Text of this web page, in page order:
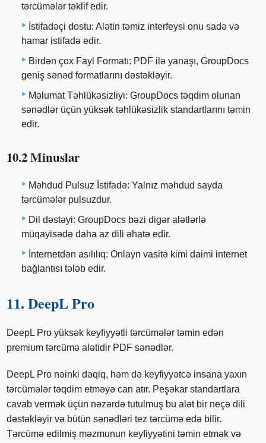
tərcümələr təklif edir.
İstifadəçi dostu: Alətin təmiz interfeysi onu sadə və
hamar istifadə edir.
Birdən çox Fayl Formatı: PDF ilə yanaşı, GroupDocs
geniş sənəd formatlarını dəstəkləyir.
Məlumat Təhlükəsizliyi: GroupDocs təqdim olunan
sənədlər üçün yüksək təhlükəsizlik standartlarını təmin
edir.
10.2 Minuslar
Məhdud Pulsuz İstifadə: Yalnız məhdud sayda
tərcümələr pulsuzdur.
Dil dəstəyi: GroupDocs bəzi digər alətlərlə
müqayisədə daha az dili əhatə edir.
İnternetdən asılılıq: Onlayn vasitə kimi daimi internet
bağlantısı tələb edir.
11. DeepL Pro
DeepL Pro yüksək keyfiyyətli tərcümələr təmin edən
premium tərcümə alətidir PDF sənədlər.
DeepL Pro nəinki dəqiq, həm də keyfiyyətcə insana yaxın
tərcümələr təqdim etməyə can atır. Peşəkar standartlara
cavab vermək üçün nəzərdə tutulmuş bu alət bir neçə dili
dəstəkləyir və bütün sənədləri tez tərcümə edə bilir.
Tərcümə edilmiş məzmunun keyfiyyətini təmin etmək və